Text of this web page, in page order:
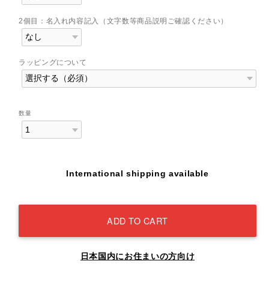
2個目：名入れ内容記入（文字数等商品説明ご確認ください）
ラッピングについて
数量
International shipping available
ADD TO CART
日本国内にお住まいの方向け